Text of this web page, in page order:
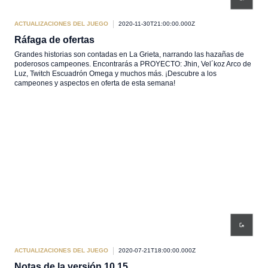
ACTUALIZACIONES DEL JUEGO 2020-11-30T21:00:00.000Z
Ráfaga de ofertas
Grandes historias son contadas en La Grieta, narrando las hazañas de
poderosos campeones. Encontrarás a PROYECTO: Jhin, Vel´koz Arco de
Luz, Twitch Escuadrón Omega y muchos más. ¡Descubre a los
campeones y aspectos en oferta de esta semana!
ACTUALIZACIONES DEL JUEGO 2020-07-21T18:00:00.000Z